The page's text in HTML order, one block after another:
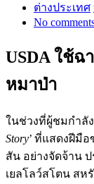
ต่างประเทศ
No
USDA ใช้ฉ
หมาป่า
ในช่วงที่ผู้ชมกำลั
Story’ ที่แสดงฝีมื
สัน อย่างจัดจ้าน
เยลโลว์สโตน สห